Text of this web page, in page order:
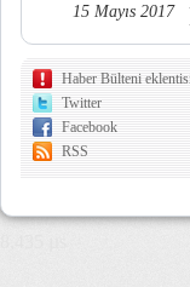
15 Mayıs 2017
Haber Bülteni
Twitter
Facebook
RSS